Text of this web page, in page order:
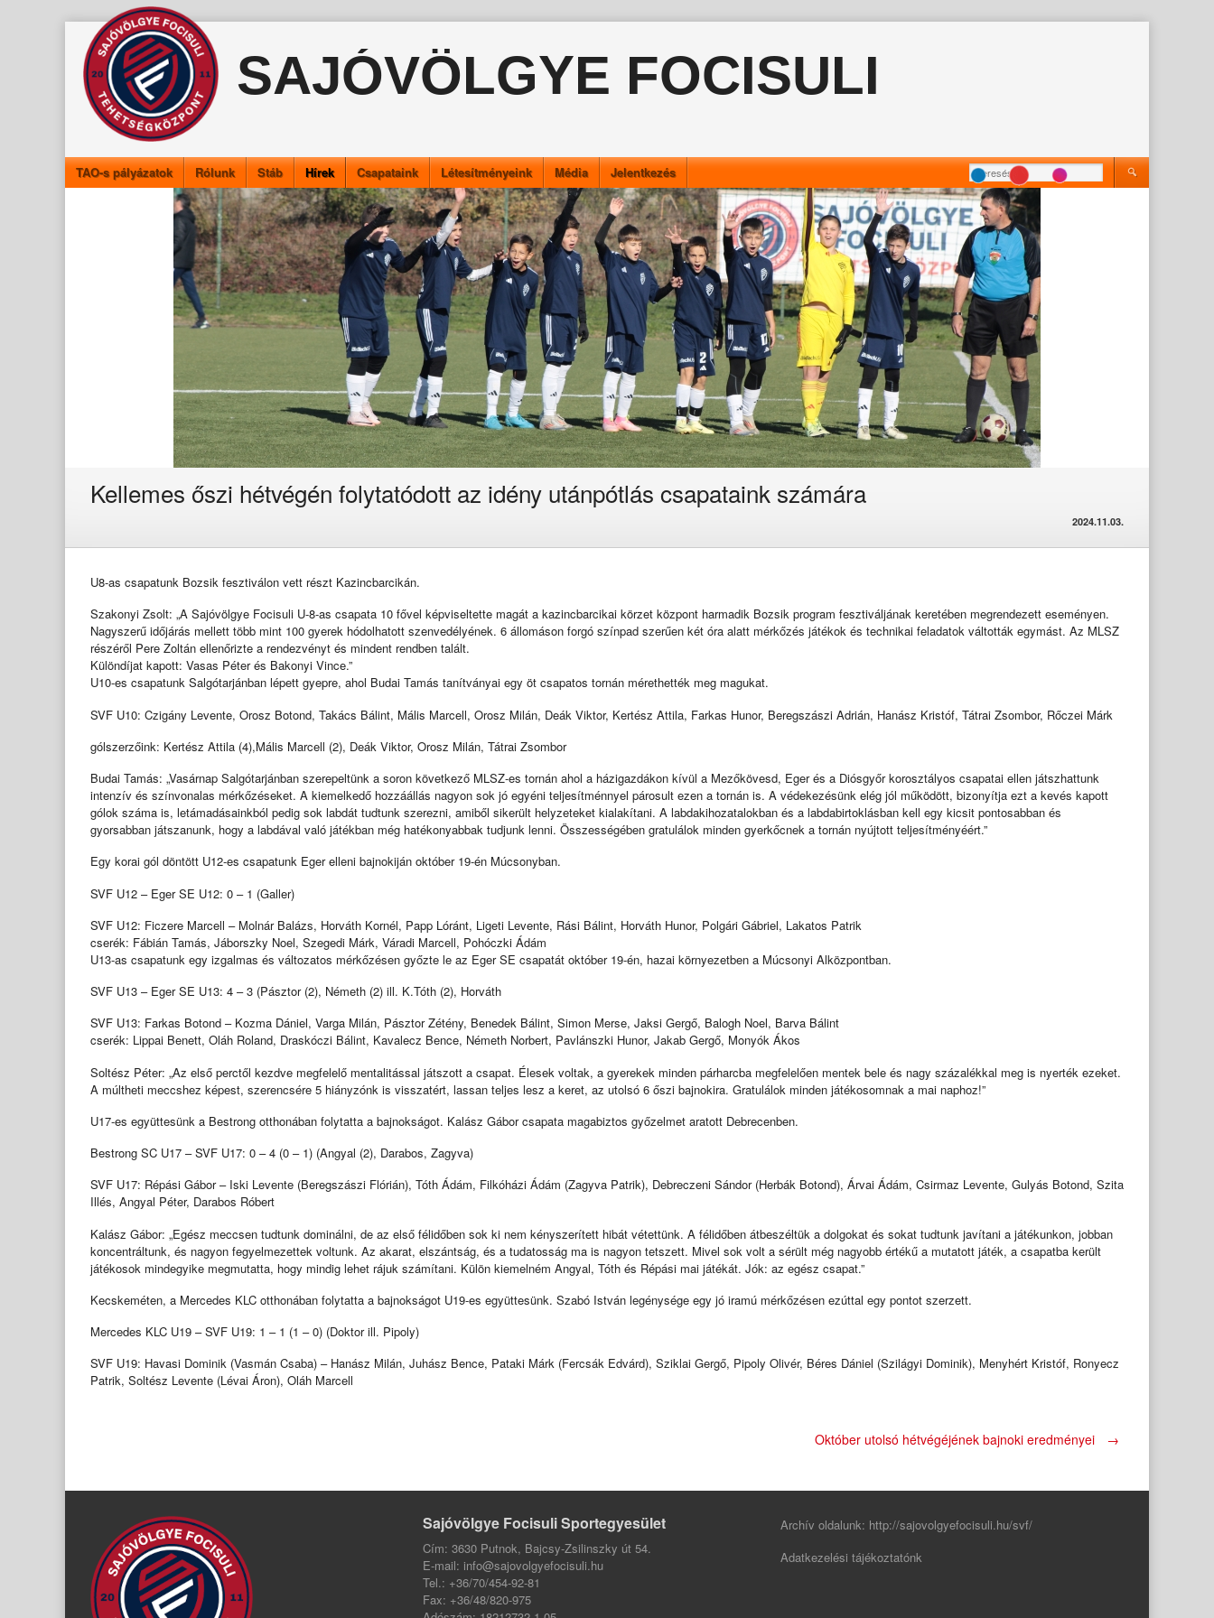
content
SAJÓVÖLGYE FOCISULI
TAO-s pályázatok Rólunk Stáb Hírek Csapataink Létesítményeink Média Jelentkezés Keresés:
Kellemes őszi hétvégén folytatódott az idény utánpótlás csapataink számára
2024.11.03.
U8-as csapatunk Bozsik fesztiválon vett részt Kazincbarcikán.
Szakonyi Zsolt: „A Sajóvölgye Focisuli U-8-as csapata 10 fővel képviseltette magát a kazincbarcikai körzet központ harmadik Bozsik program fesztiváljának keretében megrendezett eseményen.
Nagyszerű időjárás mellett több mint 100 gyerek hódolhatott szenvedélyének. 6 állomáson forgó színpad szerűen két óra alatt mérkőzés játékok és technikai feladatok váltották egymást. Az MLSZ
részéről Pere Zoltán ellenőrizte a rendezvényt és mindent rendben talált.
Különdíjat kapott: Vasas Péter és Bakonyi Vince.”
U10-es csapatunk Salgótarjánban lépett gyepre, ahol Budai Tamás tanítványai egy öt csapatos tornán mérethették meg magukat.
SVF U10: Czigány Levente, Orosz Botond, Takács Bálint, Mális Marcell, Orosz Milán, Deák Viktor, Kertész Attila, Farkas Hunor, Beregszászi Adrián, Hanász Kristóf, Tátrai Zsombor, Rőczei Márk
gólszerzőink: Kertész Attila (4),Mális Marcell (2), Deák Viktor, Orosz Milán, Tátrai Zsombor
Budai Tamás: „Vasárnap Salgótarjánban szerepeltünk a soron következő MLSZ-es tornán ahol a házigazdákon kívül a Mezőkövesd, Eger és a Diósgyőr korosztályos csapatai ellen játszhattunk
intenzív és színvonalas mérkőzéseket. A kiemelkedő hozzáállás nagyon sok jó egyéni teljesítménnyel párosult ezen a tornán is. A védekezésünk elég jól működött, bizonyítja ezt a kevés kapott
gólok száma is, letámadásainkból pedig sok labdát tudtunk szerezni, amiből sikerült helyzeteket kialakítani. A labdakihozatalokban és a labdabirtoklásban kell egy kicsit pontosabban és
gyorsabban játszanunk, hogy a labdával való játékban még hatékonyabbak tudjunk lenni. Összességében gratulálok minden gyerkőcnek a tornán nyújtott teljesítményéért.”
Egy korai gól döntött U12-es csapatunk Eger elleni bajnokiján október 19-én Múcsonyban.
SVF U12 – Eger SE U12: 0 – 1 (Galler)
SVF U12: Ficzere Marcell – Molnár Balázs, Horváth Kornél, Papp Lóránt, Ligeti Levente, Rási Bálint, Horváth Hunor, Polgári Gábriel, Lakatos Patrik
cserék: Fábián Tamás, Jáborszky Noel, Szegedi Márk, Váradi Marcell, Pohóczki Ádám
U13-as csapatunk egy izgalmas és változatos mérkőzésen győzte le az Eger SE csapatát október 19-én, hazai környezetben a Múcsonyi Alközpontban.
SVF U13 – Eger SE U13: 4 – 3 (Pásztor (2), Németh (2) ill. K.Tóth (2), Horváth
SVF U13: Farkas Botond – Kozma Dániel, Varga Milán, Pásztor Zétény, Benedek Bálint, Simon Merse, Jaksi Gergő, Balogh Noel, Barva Bálint
cserék: Lippai Benett, Oláh Roland, Draskóczi Bálint, Kavalecz Bence, Németh Norbert, Pavlánszki Hunor, Jakab Gergő, Monyók Ákos
Soltész Péter: „Az első perctől kezdve megfelelő mentalitással játszott a csapat. Élesek voltak, a gyerekek minden párharcba megfelelően mentek bele és nagy százalékkal meg is nyerték ezeket.
A múltheti meccshez képest, szerencsére 5 hiányzónk is visszatért, lassan teljes lesz a keret, az utolsó 6 őszi bajnokira. Gratulálok minden játékosomnak a mai naphoz!”
U17-es együttesünk a Bestrong otthonában folytatta a bajnokságot. Kalász Gábor csapata magabiztos győzelmet aratott Debrecenben.
Bestrong SC U17 – SVF U17: 0 – 4 (0 – 1) (Angyal (2), Darabos, Zagyva)
SVF U17: Répási Gábor – Iski Levente (Beregszászi Flórián), Tóth Ádám, Filkóházi Ádám (Zagyva Patrik), Debreczeni Sándor (Herbák Botond), Árvai Ádám, Csirmaz Levente, Gulyás Botond, Szita
Illés, Angyal Péter, Darabos Róbert
Kalász Gábor: „Egész meccsen tudtunk dominálni, de az első félidőben sok ki nem kényszerített hibát vétettünk. A félidőben átbeszéltük a dolgokat és sokat tudtunk javítani a játékunkon, jobban
koncentráltunk, és nagyon fegyelmezettek voltunk. Az akarat, elszántság, és a tudatosság ma is nagyon tetszett. Mivel sok volt a sérült még nagyobb értékű a mutatott játék, a csapatba került
játékosok mindegyike megmutatta, hogy mindig lehet rájuk számítani. Külön kiemelném Angyal, Tóth és Répási mai játékát. Jók: az egész csapat.”
Kecskeméten, a Mercedes KLC otthonában folytatta a bajnokságot U19-es együttesünk. Szabó István legénysége egy jó iramú mérkőzésen ezúttal egy pontot szerzett.
Mercedes KLC U19 – SVF U19: 1 – 1 (1 – 0) (Doktor ill. Pipoly)
SVF U19: Havasi Dominik (Vasmán Csaba) – Hanász Milán, Juhász Bence, Pataki Márk (Fercsák Edvárd), Sziklai Gergő, Pipoly Olivér, Béres Dániel (Szilágyi Dominik), Menyhért Kristóf, Ronyecz
Patrik, Soltész Levente (Lévai Áron), Oláh Marcell
navigation
Október utolsó hétvégéjének bajnoki eredményei →
Sajóvölgye Focisuli Sportegyesület
Cím: 3630 Putnok, Bajcsy-Zsilinszky út 54.
E-mail: info@sajovolgyefocisuli.hu
Tel.: +36/70/454-92-81
Fax: +36/48/820-975
Archív oldalunk: http://sajovolgyefocisuli.hu/svf/
Adatkezelési tájékoztatónk